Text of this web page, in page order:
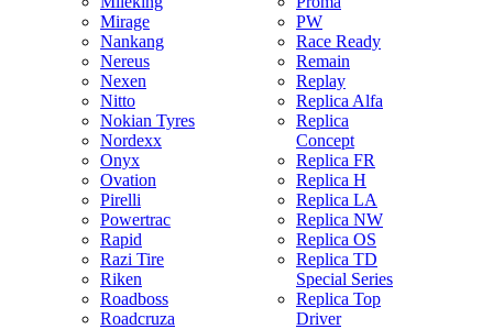
Mirage
Nankang
Nereus
Nexen
Nitto
Nokian Tyres
Nordexx
Onyx
Ovation
Pirelli
Powertrac
Rapid
Razi Tire
Riken
Roadboss
Roadcruza
PW
Race Ready
Remain
Replay
Replica Alfa
Replica
Concept
Replica FR
Replica H
Replica LA
Replica NW
Replica OS
Replica TD
Special Series
Replica Top
Driver